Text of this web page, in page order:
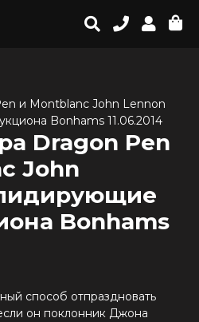
и Montblanc John Lennon
Bonhams 11.06.2014
Dragon Pen
John
Bonhams
способ отпраздновать
он поклонник Джона